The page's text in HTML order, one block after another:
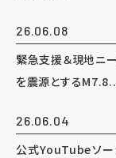
26.06.08
緊急支援＆現地ニ
を震源とする
26.06.04
公式YouTubeソー